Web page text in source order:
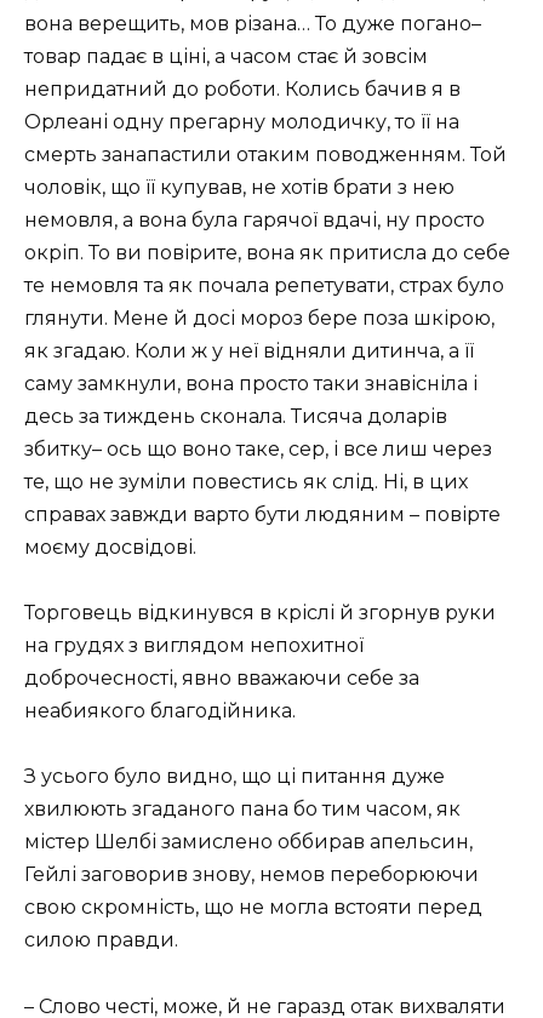
вона верещить, мов різана… То дуже погано–
товар падає в ціні, а часом стає й зовсім
непридатний до роботи. Колись бачив я в
Орлеані одну прегарну молодичку, то її на
смерть занапастили отаким поводженням. Той
чоловік, що її купував, не хотів брати з нею
немовля, а вона була гарячої вдачі, ну просто
окріп. То ви повірите, вона як притисла до себе
те немовля та як почала репетувати, страх було
глянути. Мене й досі мороз бере поза шкірою,
як згадаю. Коли ж у неї відняли дитинча, а її
саму замкнули, вона просто таки знавісніла і
десь за тиждень сконала. Тисяча доларів
збитку– ось що воно таке, сер, і все лиш через
те, що не зуміли повестись як слід. Ні, в цих
справах завжди варто бути людяним – повірте
моєму досвідові.
Торговець відкинувся в кріслі й згорнув руки
на грудях з виглядом непохитної
доброчесності, явно вважаючи себе за
неабиякого благодійника.
З усього було видно, що ці питання дуже
хвилюють згаданого пана бо тим часом, як
містер Шелбі замислено оббирав апельсин,
Гейлі заговорив знову, немов переборюючи
свою скромність, що не могла встояти перед
силою правди.
– Слово честі, може, й не гаразд отак вихваляти